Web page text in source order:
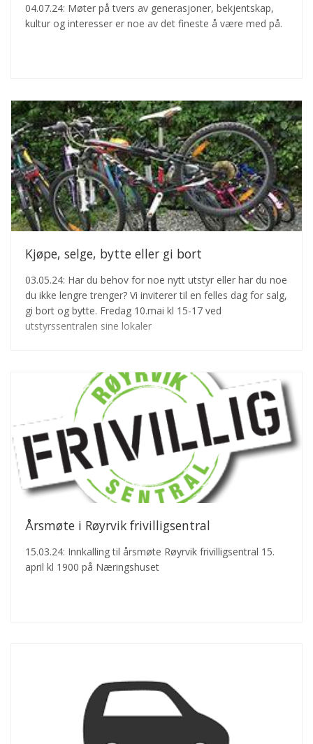
04.07.24: Møter på tvers av generasjoner, bekjentskap,
kultur og interesser er noe av det fineste å være med på.
Kjøpe, selge, bytte eller gi bort
03.05.24: Har du behov for noe nytt utstyr eller har du noe
du ikke lengre trenger? Vi inviterer til en felles dag for salg,
gi bort og bytte. Fredag 10.mai kl 15-17 ved
utstyrssentralen sine lokaler
Årsmøte i Røyrvik frivilligsentral
15.03.24: Innkalling til årsmøte Røyrvik frivilligsentral 15.
april kl 1900 på Næringshuset